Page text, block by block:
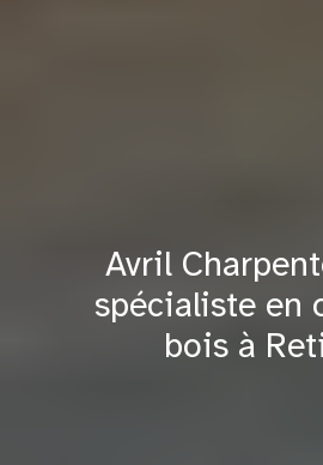
Avril
spécialiste en
bois à